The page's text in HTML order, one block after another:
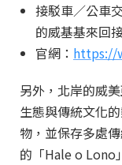
接駁車／公車
的威基基來回
官網： https://
另外，北岸的威
生態與傳統文化
物，並保存多處
的「Hale o Lono